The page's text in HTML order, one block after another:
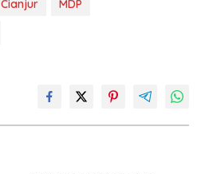
Cianjur
MDP